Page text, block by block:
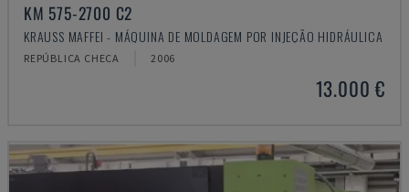
KM 575-2700 C2
KRAUSS MAFFEI - MÁQUINA DE MOLDAGEM POR INJEÇÃO HIDRÁULICA
REPÚBLICA CHECA 2006
13.000 €